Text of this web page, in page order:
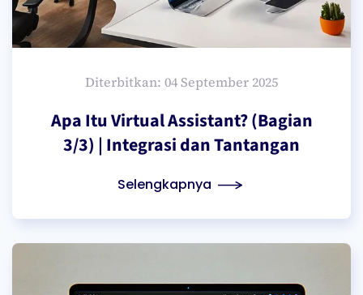
Diterbitkan: 04 September 2025
Apa Itu Virtual Assistant? (Bagian
3/3) | Integrasi dan Tantangan
Selengkapnya